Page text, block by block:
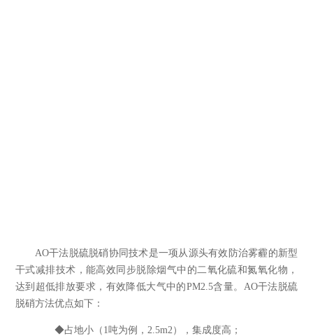
AO干法脱硫脱硝协同技术是一项从源头有效防治雾霾的新型
干式减排技术，能高效同步脱除烟气中的二氧化硫和氮氧化物，
达到超低排放要求，有效降低大气中的PM2.5含量。 AO干法脱硫
脱硝方法优点如下：
◆占地小（ 1 吨为例， 2.5m2 ），集成度高；